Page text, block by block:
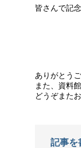
皆さんで記
ありがとう
また、資料
どうぞまた
記事を